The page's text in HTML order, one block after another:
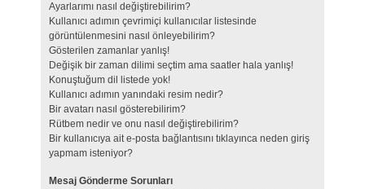
Ayarlarımı nasıl değiştirebilirim?
Kullanıcı adımın çevrimiçi kullanıcılar listesinde
görüntülenmesini nasıl önleyebilirim?
Gösterilen zamanlar yanlış!
Değişik bir zaman dilimi seçtim ama saatler hala yanlış!
Konuştuğum dil listede yok!
Kullanıcı adımın yanındaki resim nedir?
Bir avatarı nasıl gösterebilirim?
Rütbem nedir ve onu nasıl değiştirebilirim?
Bir kullanıcıya ait e-posta bağlantısını tıklayınca neden giriş
yapmam isteniyor?
Mesaj Gönderme Sorunları